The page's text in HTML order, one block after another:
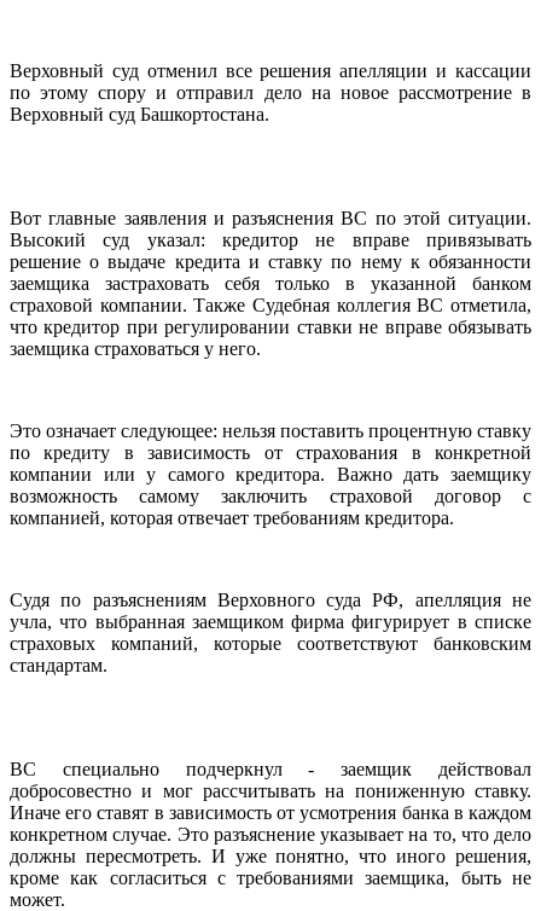
Верховный суд отменил все решения апелляции и кассации
по этому спору и отправил дело на новое рассмотрение в
Верховный суд Башкортостана.
Вот главные заявления и разъяснения ВС по этой ситуации.
Высокий суд указал: кредитор не вправе привязывать
решение о выдаче кредита и ставку по нему к обязанности
заемщика застраховать себя только в указанной банком
страховой компании. Также Судебная коллегия ВС отметила,
что кредитор при регулировании ставки не вправе обязывать
заемщика страховаться у него.
Это означает следующее: нельзя поставить процентную ставку
по кредиту в зависимость от страхования в конкретной
компании или у самого кредитора. Важно дать заемщику
возможность самому заключить страховой договор с
компанией, которая отвечает требованиям кредитора.
Судя по разъяснениям Верховного суда РФ, апелляция не
учла, что выбранная заемщиком фирма фигурирует в списке
страховых компаний, которые соответствуют банковским
стандартам.
ВС специально подчеркнул - заемщик действовал
добросовестно и мог рассчитывать на пониженную ставку.
Иначе его ставят в зависимость от усмотрения банка в каждом
конкретном случае. Это разъяснение указывает на то, что дело
должны пересмотреть. И уже понятно, что иного решения,
кроме как согласиться с требованиями заемщика, быть не
может.